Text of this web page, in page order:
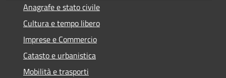
Anagrafe e stato civile
Cultura e tempo libero
Imprese e Commercio
Catasto e urbanistica
Mobilità e trasporti